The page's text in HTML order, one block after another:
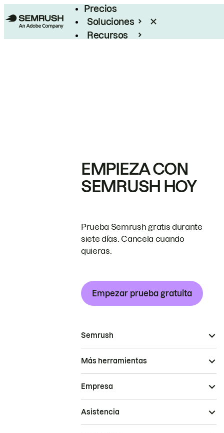
Precios
Soluciones
Recursos
EMPIEZA CON
SEMRUSH HOY
Prueba Semrush gratis durante
siete días. Cancela cuando
quieras.
Empezar prueba gratuita
Semrush
Más herramientas
Empresa
Asistencia